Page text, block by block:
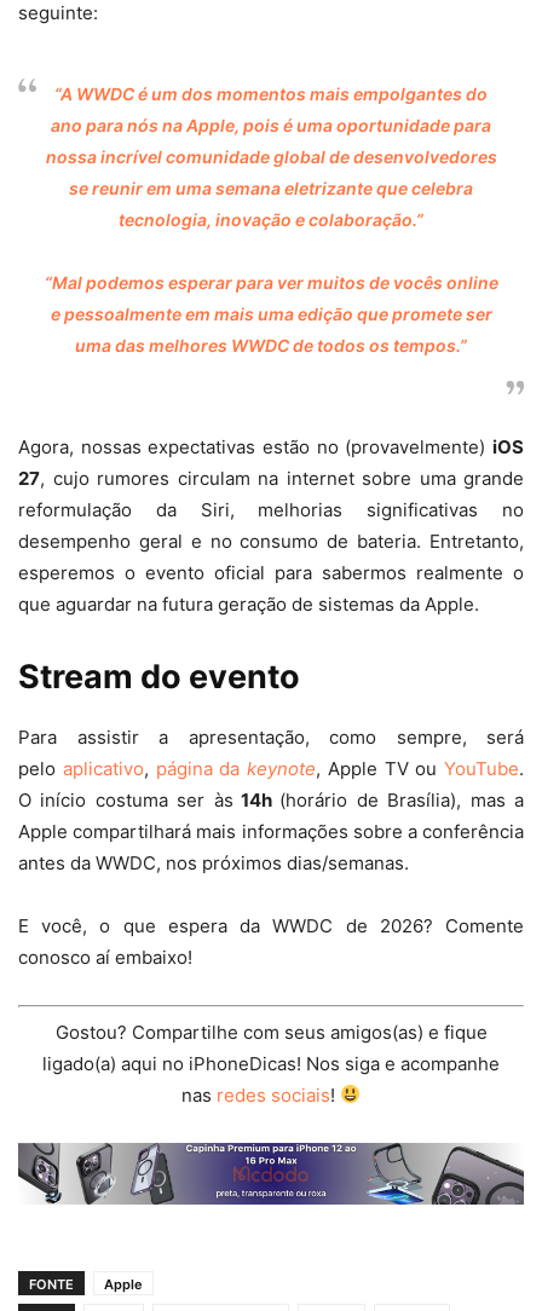
seguinte:
“A WWDC é um dos momentos mais empolgantes do
ano para nós na Apple, pois é uma oportunidade para
nossa incrível comunidade global de desenvolvedores
se reunir em uma semana eletrizante que celebra
tecnologia, inovação e colaboração.”
“Mal podemos esperar para ver muitos de vocês online
e pessoalmente em mais uma edição que promete ser
uma das melhores WWDC de todos os tempos.”
Agora, nossas expectativas estão no (provavelmente) iOS
27, cujo rumores circulam na internet sobre uma grande
reformulação da Siri, melhorias significativas no
desempenho geral e no consumo de bateria. Entretanto,
esperemos o evento oficial para sabermos realmente o
que aguardar na futura geração de sistemas da Apple.
Stream do evento
Para assistir a apresentação, como sempre, será
pelo aplicativo, página da keynote, Apple TV ou YouTube.
O início costuma ser às 14h (horário de Brasília), mas a
Apple compartilhará mais informações sobre a conferência
antes da WWDC, nos próximos dias/semanas.
E você, o que espera da WWDC de 2026? Comente
conosco aí embaixo!
Gostou? Compartilhe com seus amigos(as) e fique
ligado(a) aqui no iPhoneDicas! Nos siga e acompanhe
nas redes sociais!
FONTE
Apple